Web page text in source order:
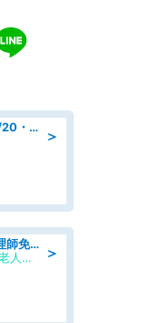
＞
検品・検査/高収入/日払いOK/日勤/20・30・40代活躍中/製造 工場
＞
「残業ほぼなし」調理スタッフ/調理師免許必須/正職員/日勤のみ/介護付き有料老人ホーム/社会保障完備
群馬郵便逓送 株式会社/介護付有料老人ホーム ふる里